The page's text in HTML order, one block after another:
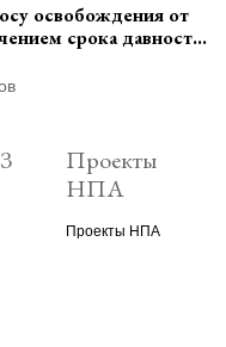
освобождения от
срока давности
Проекты
НПА
Проекты НПА